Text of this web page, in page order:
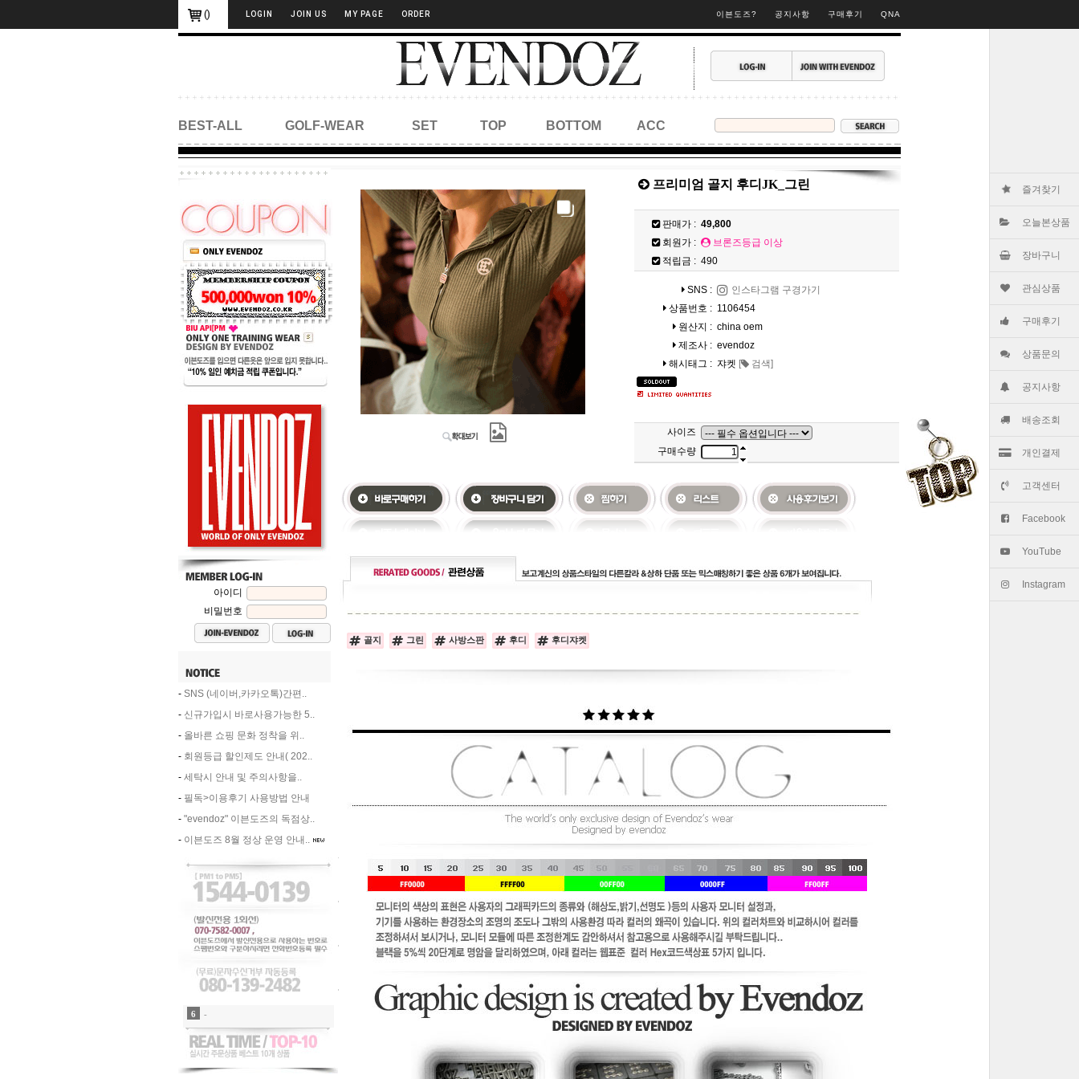
즐겨찾기
오늘본상품
장바구니
관심상품
구매후기
상품문의
공지사항
배송조회
개인결제
고객센터
Facebook
YouTube
Instagram
() LOGIN JOIN US MY PAGE ORDER 이븐도즈? 공지사항 구매후기 QNA
BEST-ALL GOLF-WEAR SET TOP BOTTOM ACC
아이디
비밀번호
- SNS (네이버,카카오톡)간편..
- 신규가입시 바로사용가능한 5..
- 올바른 쇼핑 문화 정착을 위..
- 회원등급 할인제도 안내( 202..
- 세탁시 안내 및 주의사항을..
- 필독>이용후기 사용방법 안내
- "evendoz" 이븐도즈의 독점상..
- 이븐도즈 8월 정상 운영 안내..
7 -
8 -
프리미엄 골지 후디JK_그린
판매가 : 49,800
회원가 :
브론즈등급 이상
적립금 : 490
SNS :
인스타그램 구경가기
상품번호 : 1106454
원산지 : china oem
제조사 : evendoz
해시태그 : 쟈켓 [ 검색]
사이즈
구매수량
골지 그린 사방스판 후디 후디쟈켓